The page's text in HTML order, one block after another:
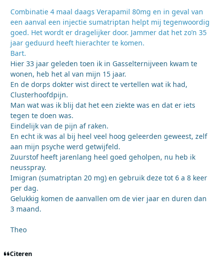
Combinatie 4 maal daags Verapamil 80mg en in geval van
een aanval een injectie sumatriptan helpt mij tegenwoordig
goed. Het wordt er dragelijker door. Jammer dat het zo’n 35
jaar geduurd heeft hierachter te komen.
Bart.
Hier 33 jaar geleden toen ik in Gasselternijveen kwam te
wonen, heb het al van mijn 15 jaar.
En de dorps dokter wist direct te vertellen wat ik had,
Clusterhoofdpijn.
Man wat was ik blij dat het een ziekte was en dat er iets
tegen te doen was.
Eindelijk van de pijn af raken.
En echt ik was al bij heel veel hoog geleerden geweest, zelf
aan mijn psyche werd getwijfeld.
Zuurstof heeft jarenlang heel goed geholpen, nu heb ik
neusspray.
Imigran (sumatriptan 20 mg) en gebruik deze tot 6 a 8 keer
per dag.
Gelukkig komen de aanvallen om de vier jaar en duren dan
3 maand.
Theo
Citeren